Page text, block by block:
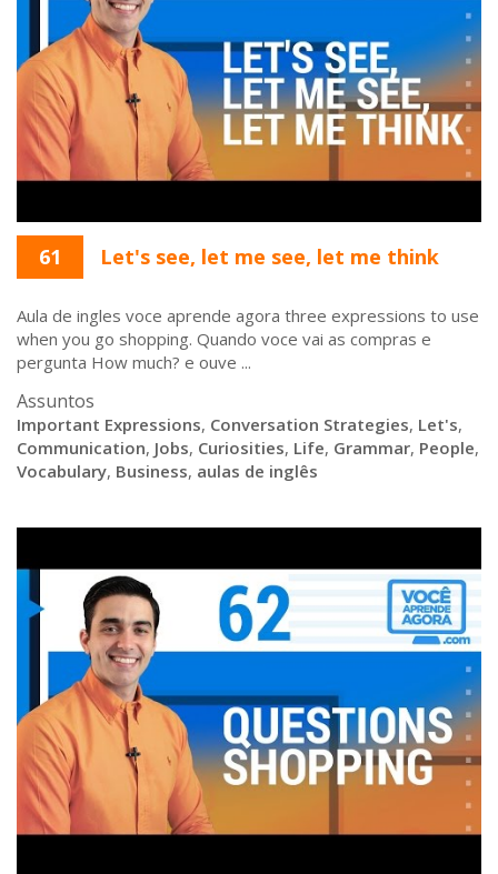
61 Let's see, let me see, let me think
Aula de ingles voce aprende agora three expressions to use
when you go shopping. Quando voce vai as compras e
pergunta How much? e ouve ...
Assuntos
Important Expressions, Conversation Strategies, Let's,
Communication, Jobs, Curiosities, Life, Grammar, People,
Vocabulary, Business, aulas de inglês